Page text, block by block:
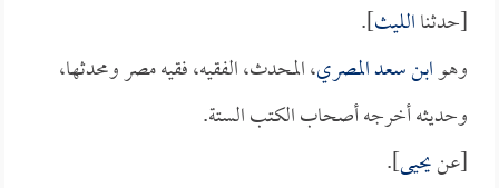
[حدثناالليث].
وهوابن سعد المصري، المحدث، الفقيه، فقيه مصر ومحدثها،
وحديثه أخرجه أصحاب الكتب الستة.
[عنيحيى].